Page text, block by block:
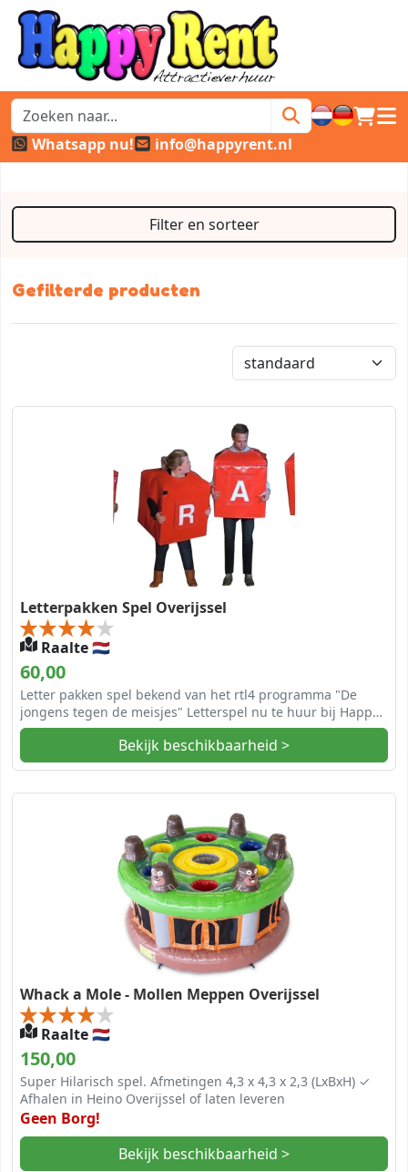
Whatsapp nu!
info@happyrent.nl
Filter en sorteer
Gefilterde producten
Letterpakken Spel Overijssel
Raalte 🇳🇱
60,00
Letter pakken spel bekend van het rtl4 programma "De
jongens tegen de meisjes" Letterspel nu te huur bij Happy
Rent in Heino Overijssel.
Bekijk beschikbaarheid >
Whack a Mole - Mollen Meppen Overijssel
Raalte 🇳🇱
150,00
Super Hilarisch spel. Afmetingen 4,3 x 4,3 x 2,3 (LxBxH) ✓
Afhalen in Heino Overijssel of laten leveren
Geen Borg!
Bekijk beschikbaarheid >